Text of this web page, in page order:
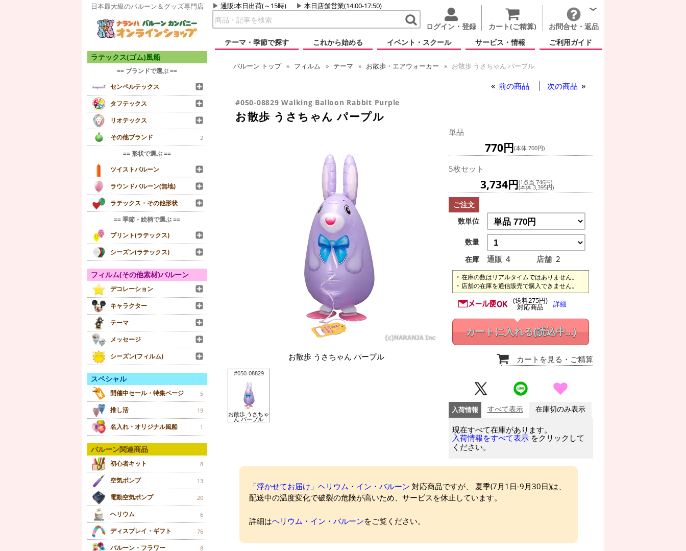
日本最大級のバルーン＆グッズ専門店 通販:本日出荷(～15時) 本日店舗営業(14:00-17:50)
ログイン・登録 カート(ご精算)
お問合せ・返品
テーマ・季節で探す
これから始める イベント・スクール サービス・情報 ご利用ガイド
ラテックス(ゴム)風船
== ブランドで選ぶ ==
センペルテックス
タフテックス
リオテックス
その他ブランド
2
== 形状で選ぶ ==
ツイストバルーン
ラウンドバルーン(無地)
ラテックス・その他形状
== 季節・絵柄で選ぶ ==
プリント(ラテックス)
シーズン(ラテックス)
フィルム(その他素材)バルーン
デコレーション
キャラクター
テーマ
メッセージ
シーズン(フィルム)
スペシャル
開催中セール・特集ページ 5
推し活 19
名入れ・オリジナル風船 1
バルーン関連商品
初心者キット 8
空気ポンプ 13
電動空気ポンプ 20
ヘリウム 6
ディスプレイ・ギフト 76
バルーン・フラワー 8
バルーン トップ フィルム テーマ お散歩・エアウォーカー お散歩 うさちゃん パープル
前の商品 次の商品
#050-08829 Walking Balloon Rabbit Purple
お散歩 うさちゃん パープル
お散歩 うさちゃん パープル
#050-08829
お散歩 うさちゃ
ん パープル
単品
770円(本体 700円)
5枚セット
3,734円(1点当 746円)
(本体 3,395円)
ご注文
数単位
数量
在庫
通販 4 店舗 2
在庫の数はリアルタイムではありません。
店舗の在庫を通信販売で購入できません。
(送料275円)
対応商品 詳細
カートに入れる(読込中...)
カートを見る ・ご精算
入荷情報 すべて表示 在庫切のみ表示
現在すべて在庫があります。
入荷情報をすべて表示 をクリックして
ください。
「浮かせてお届け」ヘリウム・イン・バルーン 対応商品ですが、 夏季(7月1日-9月30日)は、
配送中の温度変化で破裂の危険が高いため、サービスを休止しています。
詳細はヘリウム・イン・バルーンをご覧ください。